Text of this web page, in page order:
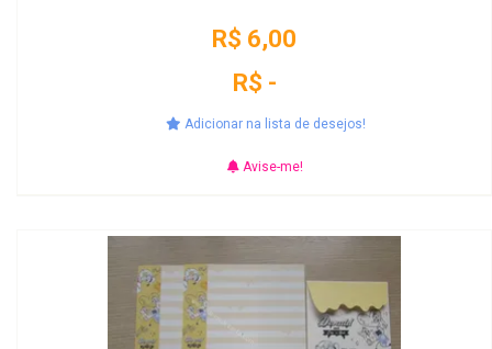
R$ 6,00
R$ -
Adicionar na lista de desejos!
Avise-me!